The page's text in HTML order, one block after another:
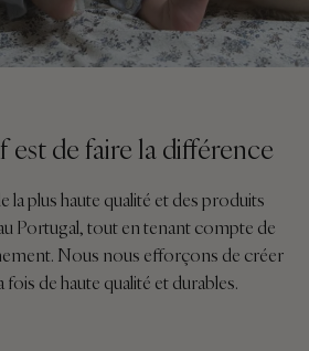
de faire la différence
la plus haute qualité et des produits
Portugal, tout en tenant compte de
Nous nous efforçons de créer
fois de haute qualité et durables.